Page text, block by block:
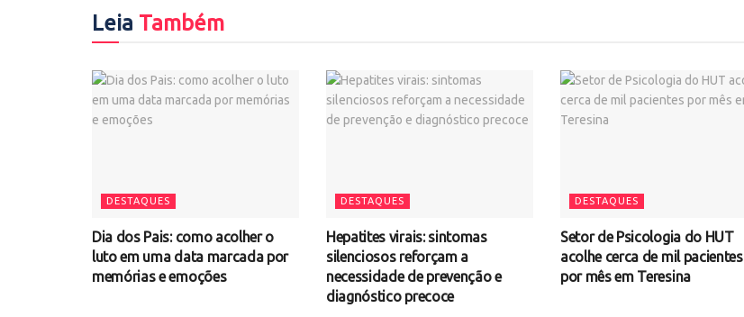
Leia Também
DESTAQUES
Dia dos Pais: como acolher o
luto em uma data marcada por
memórias e emoções
DESTAQUES
Hepatites virais: sintomas
silenciosos reforçam a
necessidade de prevenção e
diagnóstico precoce
DESTAQUES
Setor de Psicologia do HUT
acolhe cerca de mil pacientes
por mês em Teresina